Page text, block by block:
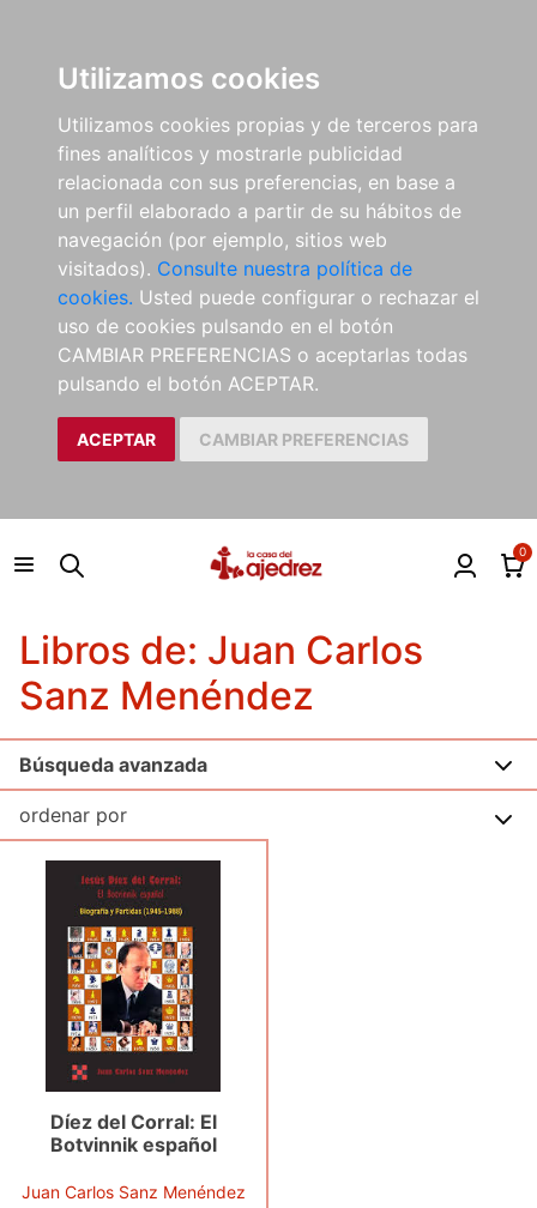
Utilizamos cookies
Utilizamos cookies propias y de terceros para
fines analíticos y mostrarle publicidad
relacionada con sus preferencias, en base a
un perfil elaborado a partir de su hábitos de
navegación (por ejemplo, sitios web
visitados). Consulte nuestra política de
cookies. Usted puede configurar o rechazar el
uso de cookies pulsando en el botón
CAMBIAR PREFERENCIAS o aceptarlas todas
pulsando el botón ACEPTAR.
ACEPTAR CAMBIAR PREFERENCIAS
0
Libros de: Juan Carlos
Sanz Menéndez
Búsqueda avanzada
Díez del Corral: El
Botvinnik español
Juan Carlos Sanz Menéndez